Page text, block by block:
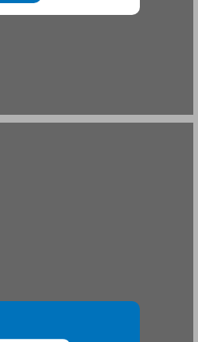
פרק א - הוקע ההיסטורי ... 20